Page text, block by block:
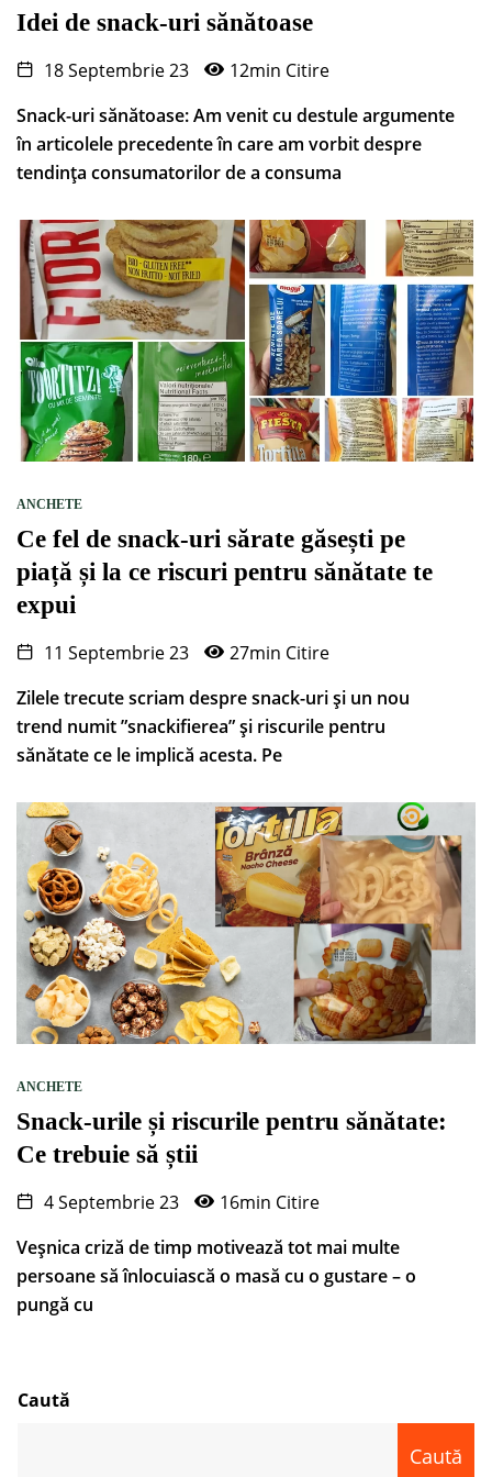
Idei de snack-uri sănătoase
18 Septembrie 23
12min Citire
Snack-uri sănătoase: Am venit cu destule argumente
în articolele precedente în care am vorbit despre
tendința consumatorilor de a consuma
ANCHETE
Ce fel de snack-uri sărate găsești pe
piață și la ce riscuri pentru sănătate te
expui
11 Septembrie 23
27min Citire
Zilele trecute scriam despre snack-uri și un nou
trend numit ”snackifierea” și riscurile pentru
sănătate ce le implică acesta. Pe
ANCHETE
Snack-urile și riscurile pentru sănătate:
Ce trebuie să știi
4 Septembrie 23
16min Citire
Veșnica criză de timp motivează tot mai multe
persoane să înlocuiască o masă cu o gustare – o
pungă cu
Caută
Caută